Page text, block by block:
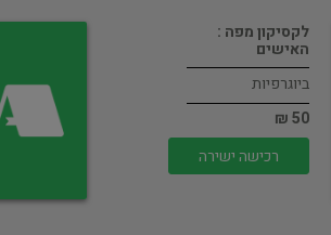
לקסיקון מפה :
האישים
ביוגרפיות
50 ₪
רכישה ישירה